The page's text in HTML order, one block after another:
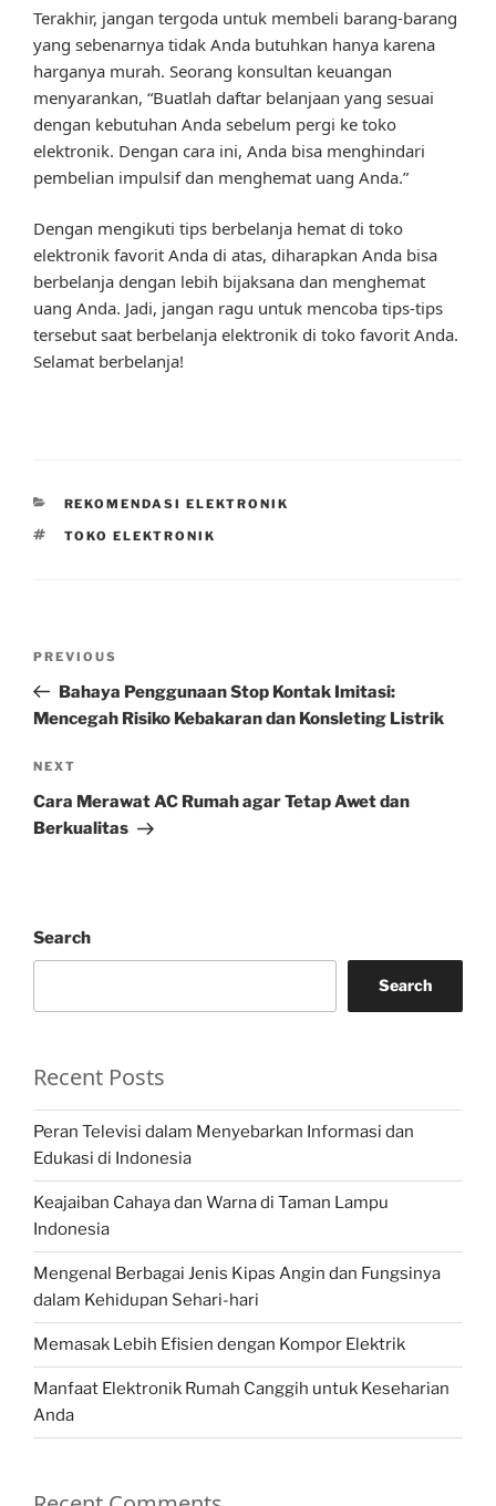
Terakhir, jangan tergoda untuk membeli barang-barang
yang sebenarnya tidak Anda butuhkan hanya karena
harganya murah. Seorang konsultan keuangan
menyarankan, “Buatlah daftar belanjaan yang sesuai
dengan kebutuhan Anda sebelum pergi ke toko
elektronik. Dengan cara ini, Anda bisa menghindari
pembelian impulsif dan menghemat uang Anda.”
Dengan mengikuti tips berbelanja hemat di toko
elektronik favorit Anda di atas, diharapkan Anda bisa
berbelanja dengan lebih bijaksana dan menghemat
uang Anda. Jadi, jangan ragu untuk mencoba tips-tips
tersebut saat berbelanja elektronik di toko favorit Anda.
Selamat berbelanja!
CATEGORIES
REKOMENDASI ELEKTRONIK
TAGS
TOKO ELEKTRONIK
Previous
Post
PREVIOUS
Bahaya Penggunaan Stop Kontak Imitasi:
Mencegah Risiko Kebakaran dan Konsleting Listrik
Next
Post
NEXT
Cara Merawat AC Rumah agar Tetap Awet dan
Berkualitas
Search
Search
Recent Posts
Peran Televisi dalam Menyebarkan Informasi dan
Edukasi di Indonesia
Keajaiban Cahaya dan Warna di Taman Lampu
Indonesia
Mengenal Berbagai Jenis Kipas Angin dan Fungsinya
dalam Kehidupan Sehari-hari
Memasak Lebih Efisien dengan Kompor Elektrik
Manfaat Elektronik Rumah Canggih untuk Keseharian
Anda